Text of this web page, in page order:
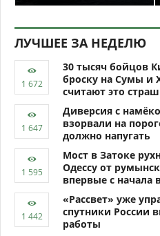
ЛУЧШЕЕ ЗА НЕДЕЛЮ
30 тысяч бойцов
броску на Сумы и
считают это
Диверсия с
взорвали на
должно напугать
Мост в Затоке
Одессу от
впервые с начала
«Рассвет» уже
спутники России
работы